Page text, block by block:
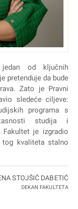
od ključnih
pretenduje da bude
Zato je Pravni
sledeće ciljeve:
programa s
studija i
Fakultet je izgradio
kvaliteta stalno
STOJŠIĆ DABETIĆ
DEKAN FAKULTETA